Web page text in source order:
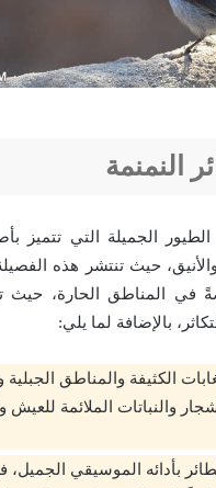
النمنمة
الجميلة التي تتميز
حيث تنتشر هذه
في المناطق الحارة،
بالإضافة لما يلي:
الكثيفة والمناطق الجبلية
والنباتات الملائمة للعيش
بأدائه الموسيقي الجميل،